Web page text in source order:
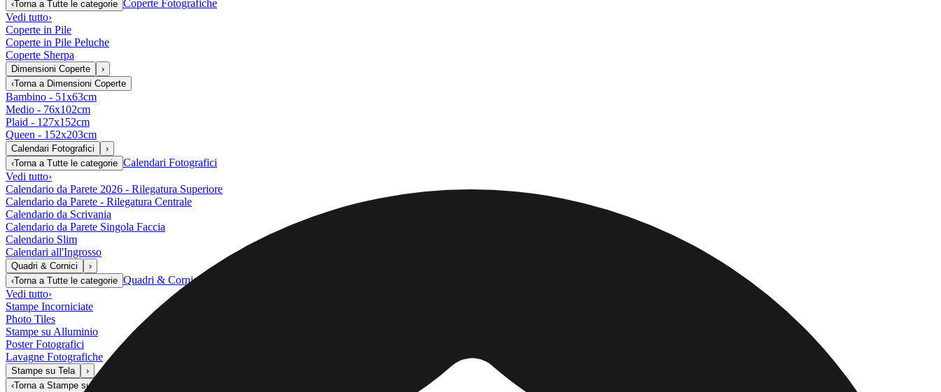
‹Torna a Tutte le categorie Coperte Fotografiche
Vedi tutto›
Coperte in Pile
Coperte in Pile Peluche
Coperte Sherpa
Dimensioni Coperte
›
‹Torna a Dimensioni Coperte
Bambino - 51x63cm
Medio - 76x102cm
Plaid - 127x152cm
Queen - 152x203cm
Calendari Fotografici
›
‹Torna a Tutte le categorie Calendari Fotografici
Vedi tutto›
Calendario da Parete 2026 - Rilegatura Superiore
Calendario da Parete - Rilegatura Centrale
Calendario da Scrivania
Calendario da Parete Singola Faccia
Calendario Slim
Calendari all'Ingrosso
Quadri & Cornici
›
‹Torna a Tutte le categorie Quadri & Cornici
Vedi tutto›
Stampe Incorniciate
Photo Tiles
Stampe su Alluminio
Poster Fotografici
Lavagne Fotografiche
Stampe su Tela
›
‹Torna a Stampe su Tela